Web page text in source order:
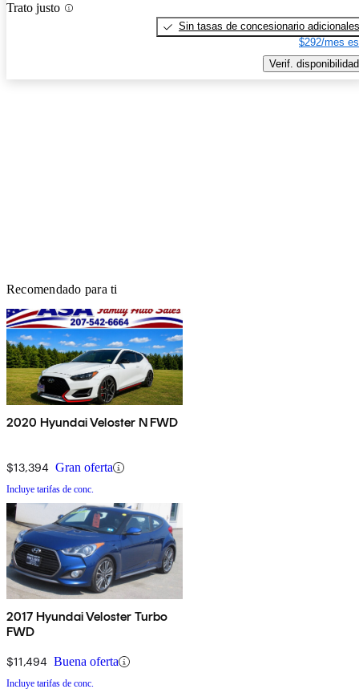
Trato justo
Sin tasas de concesionario adicionales
$292/mes
Verif. disponibilidad
Recomendado para ti
2020 Hyundai Veloster N FWD
$13,394 Gran oferta
Incluye tarifas de conc.
2017 Hyundai Veloster Turbo
FWD
$11,494 Buena oferta
Incluye tarifas de conc.